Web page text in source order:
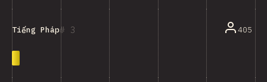
3
Tiếng Pháp 405